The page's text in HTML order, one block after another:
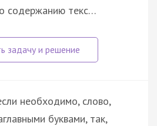
содержанию текс…
необходимо, слово,
буквами, так,